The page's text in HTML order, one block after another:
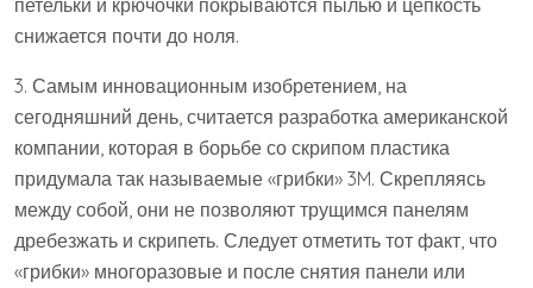
снижается почти до ноля.
3. Самым инновационным изобретением, на
сегодняшний день, считается разработка американской
компании, которая в борьбе со скрипом пластика
придумала так называемые «грибки» 3M. Скрепляясь
между собой, они не позволяют трущимся панелям
дребезжать и скрипеть. Следует отметить тот факт, что
«грибки» многоразовые и после снятия панели или